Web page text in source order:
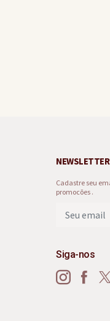
NEWSLETTER
Cadastre seu
promocões .
Siga-nos